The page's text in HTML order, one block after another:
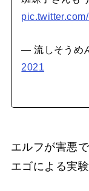
— 流しそうめ
2021
エルフが害悪
エゴによる実験